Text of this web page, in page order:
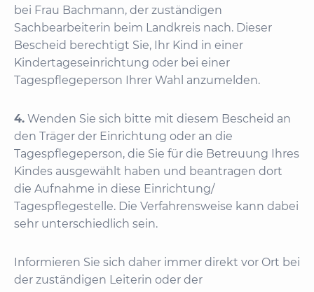
bei Frau Bachmann, der zuständigen
Sachbearbeiterin beim Landkreis nach. Dieser
Bescheid berechtigt Sie, Ihr Kind in einer
Kindertageseinrichtung oder bei einer
Tagespflegeperson Ihrer Wahl anzumelden.
4. Wenden Sie sich bitte mit diesem Bescheid an
den Träger der Einrichtung oder an die
Tagespflegeperson, die Sie für die Betreuung Ihres
Kindes ausgewählt haben und beantragen dort
die Aufnahme in diese Einrichtung/
Tagespflegestelle. Die Verfahrensweise kann dabei
sehr unterschiedlich sein.
Informieren Sie sich daher immer direkt vor Ort bei
der zuständigen Leiterin oder der